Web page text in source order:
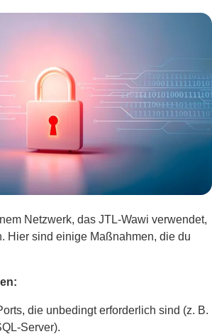
Netzwerk, das JTL-Wawi verwendet,
Hier sind einige Maßnahmen, die du
die unbedingt erforderlich sind (z. B.
Server).